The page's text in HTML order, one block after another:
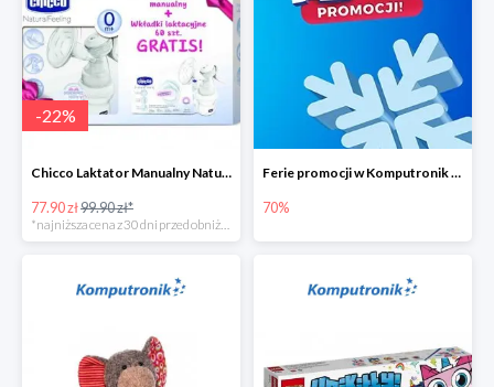
-22%
Chicco Laktator Manualny NaturalFeeling + Wkładki Laktacyjne
77.90 zł99.90 zł*
*najniższa cena z 30 dni przed obniżką
Ferie promocji w Komputronik do -70%
70%